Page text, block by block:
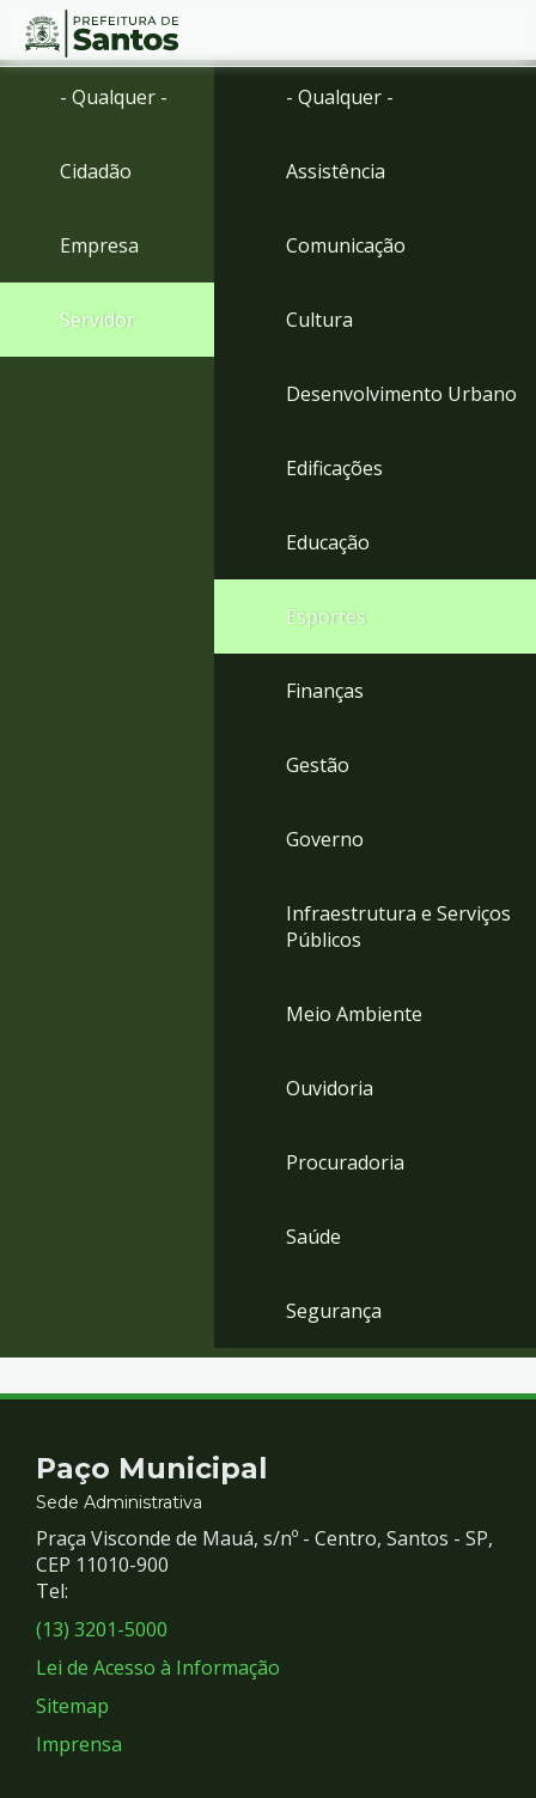
Ir
menu
para
Conteúdo
- Qualquer -
Cidadão
Empresa
Servidor
- Qualquer -
Assistência
Comunicação
Cultura
Desenvolvimento Urbano
Edificações
Educação
Esportes
Finanças
Gestão
Governo
Infraestrutura e Serviços
Públicos
Meio Ambiente
Ouvidoria
Procuradoria
Saúde
Segurança
Contato
e
Redes
Sociais
Paço Municipal
Sede Administrativa
Praça Visconde de Mauá, s/nº - Centro, Santos - SP,
CEP 11010-900
Tel:
(13) 3201-5000
Lei de Acesso à Informação
Sitemap
Imprensa